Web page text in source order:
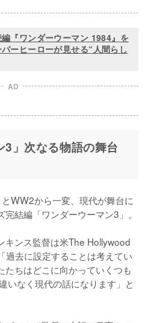
編『ワンダーウーマン 1984』を
ーヒーローが見せる“人間らし
AD
3」次なる物語の舞台
WW2から一変、現代が舞台に
結編「ワンダーウーマン3」。
キンス監督は米The Hollywood
過去に設定することは考えてい
たちはどこに向かっていくつも
いなく現代の話になります」と